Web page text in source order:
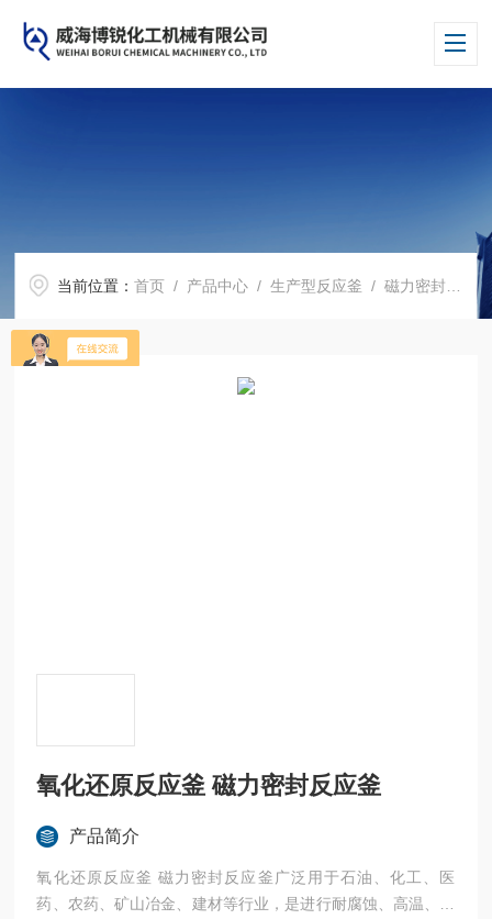
当前位置：首页 / 产品中心 /生产型反应釜 /磁力密封反应釜
氧化还原反应釜 磁力密封反应釜
产品简介
氧化还原反应釜 磁力密封反应釜广泛用于石油、化工、医
药、农药、矿山冶金、建材等行业，是进行耐腐蚀、高温、高